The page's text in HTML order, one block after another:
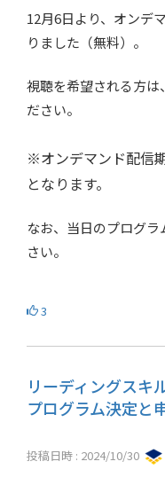
12月6日より、オンデ
りました（無料）。
視聴を希望される方は、
ださい。
※オンデマンド配信期
となります。
なお、当日のプログラ
さい。
3
リーディングスキ
プログラム決定と
投稿日時 : 2024/10/30